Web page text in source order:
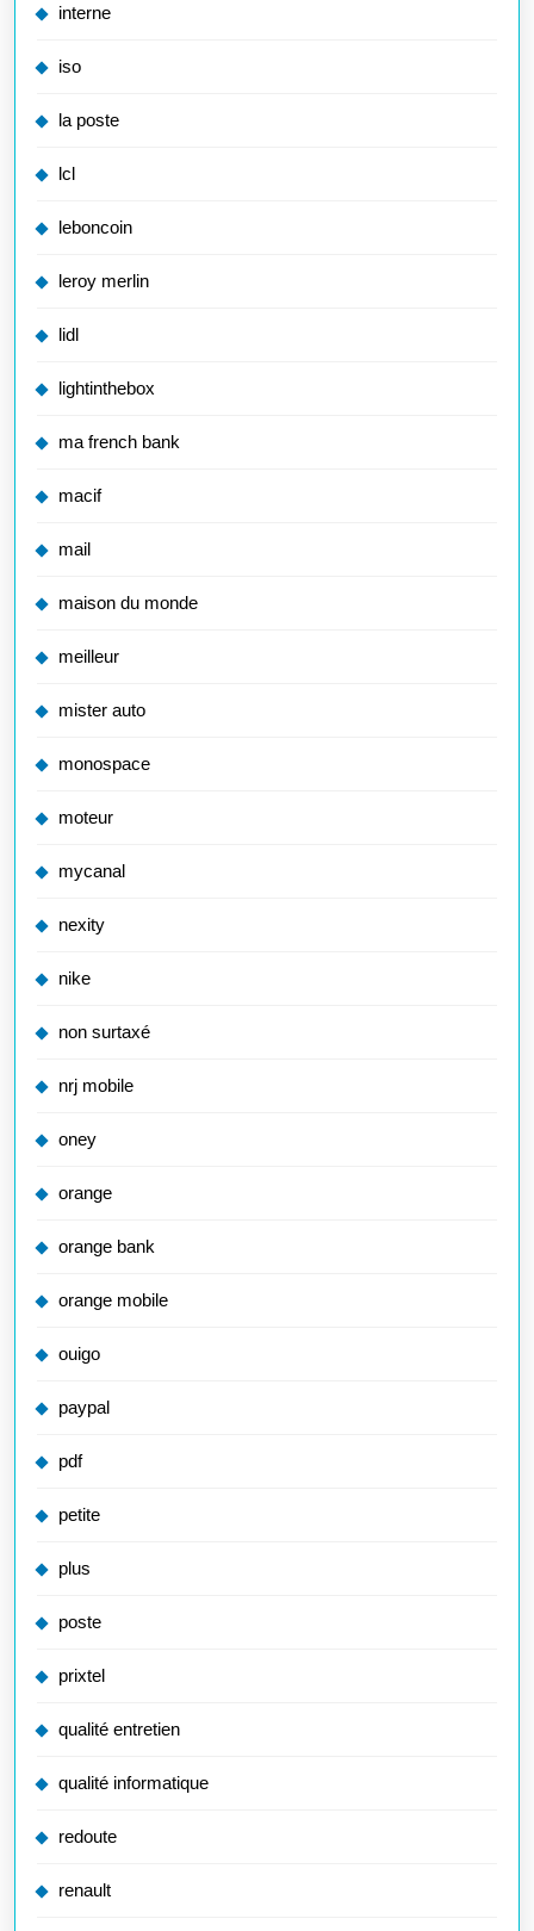
interne
iso
la poste
lcl
leboncoin
leroy merlin
lidl
lightinthebox
ma french bank
macif
mail
maison du monde
meilleur
mister auto
monospace
moteur
mycanal
nexity
nike
non surtaxé
nrj mobile
oney
orange
orange bank
orange mobile
ouigo
paypal
pdf
petite
plus
poste
prixtel
qualité entretien
qualité informatique
redoute
renault